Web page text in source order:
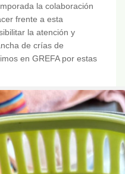
la colaboración
frente a esta
la atención y
de crías de
en GREFA por estas